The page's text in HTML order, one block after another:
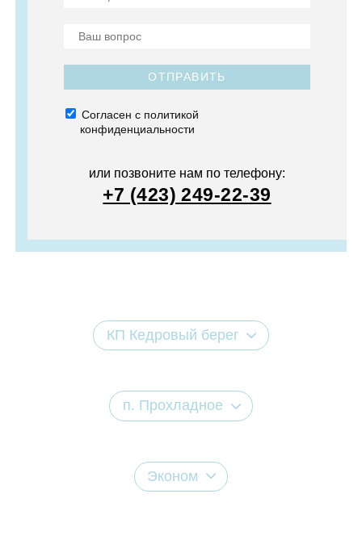
ОТПРАВИТЬ
Согласен с политикой
конфиденциальности
или позвоните нам по телефону:
+7 (423) 249-22-39
КП Кедровый берег
п. Прохладное
Эконом